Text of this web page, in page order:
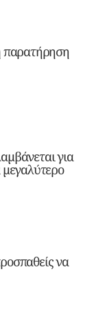
παρατήρηση
για
μεγαλύτερο
να